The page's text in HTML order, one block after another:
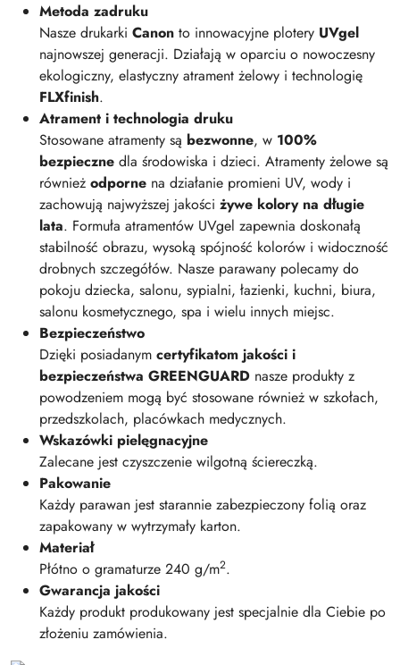
Metoda zadruku
Nasze drukarki Canon to innowacyjne plotery UVgel
najnowszej generacji. Działają w oparciu o nowoczesny
ekologiczny, elastyczny atrament żelowy i technologię
FLXfinish.
Atrament i technologia druku
Stosowane atramenty są bezwonne, w 100%
bezpieczne dla środowiska i dzieci. Atramenty żelowe są
również odporne na działanie promieni UV, wody i
zachowują najwyższej jakości żywe kolory na długie
lata. Formuła atramentów UVgel zapewnia doskonałą
stabilność obrazu, wysoką spójność kolorów i widoczność
drobnych szczegółów. Nasze parawany polecamy do
pokoju dziecka, salonu, sypialni, łazienki, kuchni, biura,
salonu kosmetycznego, spa i wielu innych miejsc.
Bezpieczeństwo
Dzięki posiadanym certyfikatom jakości i
bezpieczeństwa GREENGUARD nasze produkty z
powodzeniem mogą być stosowane również w szkołach,
przedszkolach, placówkach medycznych.
Wskazówki pielęgnacyjne
Zalecane jest czyszczenie wilgotną ściereczką.
Pakowanie
Każdy parawan jest starannie zabezpieczony folią oraz
zapakowany w wytrzymały karton.
Materiał
Płótno o gramaturze 240 g/m2.
Gwarancja jakości
Każdy produkt produkowany jest specjalnie dla Ciebie po
złożeniu zamówienia.